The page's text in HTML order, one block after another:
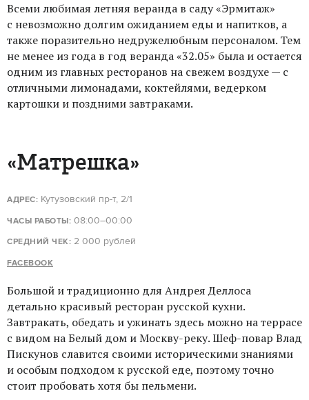
Всеми любимая летняя веранда в саду «Эрмитаж»
с невозможно долгим ожиданием еды и напитков, а
также поразительно недружелюбным персоналом. Тем
не менее из года в год веранда «32.05» была и остается
одним из главных ресторанов на свежем воздухе — с
отличными лимонадами, коктейлями, ведерком
картошки и поздними завтраками.
«Матрешка»
АДРЕС: Кутузовский пр-т, 2/1
ЧАСЫ РАБОТЫ: 08:00–00:00
СРЕДНИЙ ЧЕК: 2 000 рублей
FACEBOOK
Большой и традиционно для Андрея Деллоса
детально красивый ресторан русской кухни.
Завтракать, обедать и ужинать здесь можно на террасе
с видом на Белый дом и Москву-реку. Шеф-повар Влад
Пискунов славится своими историческими знаниями
и особым подходом к русской еде, поэтому точно
стоит пробовать хотя бы пельмени.